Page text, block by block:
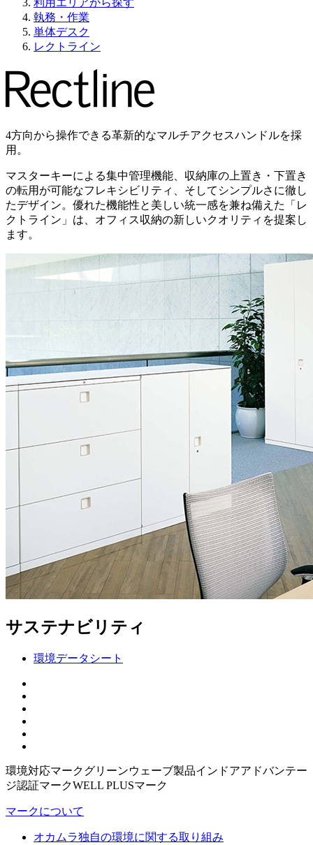
執務・作業
単体デスク
レクトライン
4方向から操作できる革新的なマルチアクセスハンドルを採
用。
マスターキーによる集中管理機能、収納庫の上置き・下置き
の転用が可能なフレキシビリティ、そしてシンプルさに徹し
たデザイン。優れた機能性と美しい統一感を兼ね備えた「レ
クトライン」は、オフィス収納の新しいクオリティを提案し
ます。
サステナビリティ
環境データシート
環境対応マークグリーンウェーブ製品インドアアドバンテー
ジ認証マークWELL PLUSマーク
マークについて
オカムラ独自の環境に関する取り組み